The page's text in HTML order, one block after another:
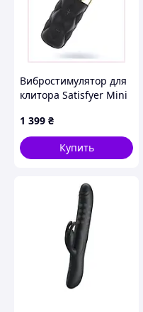
Вибростимулятор для
клитора Satisfyer Mini
1730329TPB
1 399 ₴
Купить